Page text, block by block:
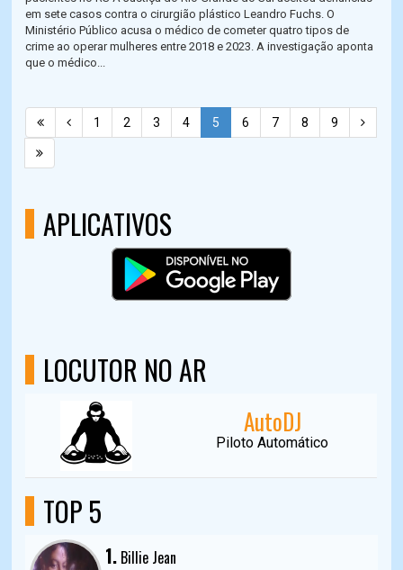
em sete casos contra o cirurgião plástico Leandro Fuchs. O
Ministério Público acusa o médico de cometer quatro tipos de
crime ao operar mulheres entre 2018 e 2023. A investigação aponta
que o médico...
1 2 3 4 5 6 7 8 9
APLICATIVOS
LOCUTOR NO AR
AutoDJ
Piloto Automático
TOP 5
1. Billie Jean